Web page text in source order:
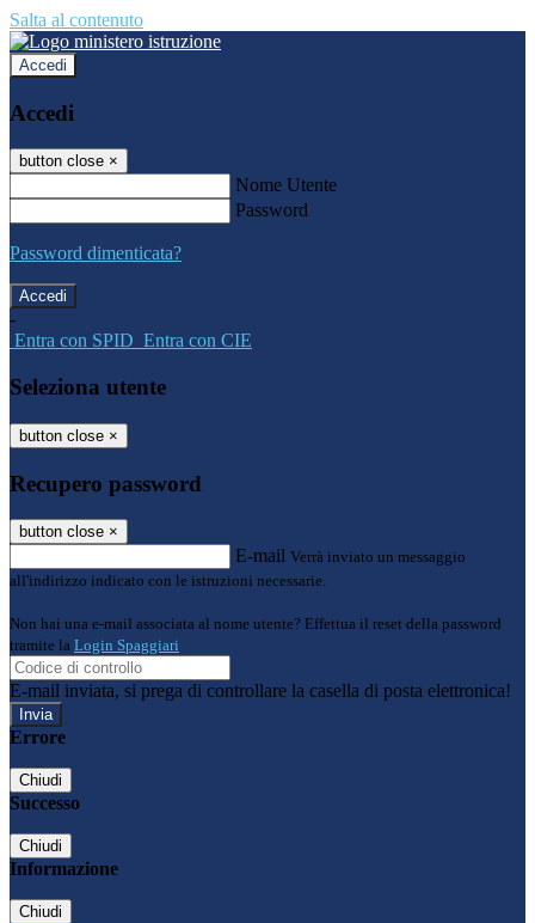
Salta al contenuto
Accedi
Accedi
button close ×
Nome Utente
Password
Password dimenticata?
-
Entra con SPID Entra con CIE
Seleziona utente
button close ×
Recupero password
button close ×
E-mail Verrà inviato un messaggio
all'indirizzo indicato con le istruzioni necessarie.
Non hai una e-mail associata al nome utente? Effettua il reset della password
tramite la Login Spaggiari
E-mail inviata, si prega di controllare la casella di posta elettronica!
Errore
Chiudi
Successo
Chiudi
Informazione
Chiudi